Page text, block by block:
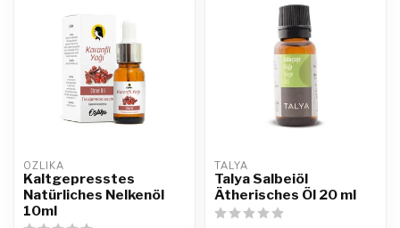
OZLIKA
Kaltgepresstes
Natürliches Nelkenöl
10ml
TALYA
Talya Salbeiöl
Ätherisches Öl 20 ml